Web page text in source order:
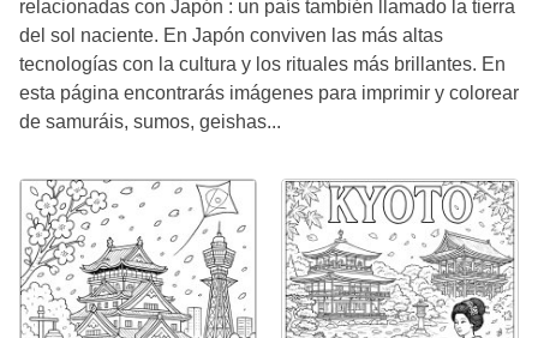
relacionadas con Japón : un país también llamado la tierra
del sol naciente. En Japón conviven las más altas
tecnologías con la cultura y los rituales más brillantes. En
esta página encontrarás imágenes para imprimir y colorear
de samuráis, sumos, geishas...